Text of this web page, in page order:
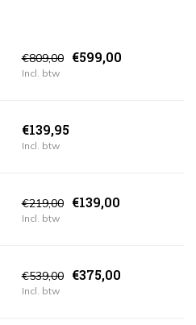
€809,00 €599,00
Incl. btw
€139,95
Incl. btw
€219,00 €139,00
Incl. btw
€539,00 €375,00
Incl. btw